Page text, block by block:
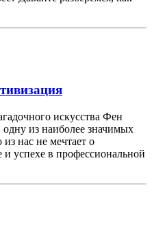
искусства Фен
из наиболее значимых
нас не мечтает о
и успехе в профессиональной